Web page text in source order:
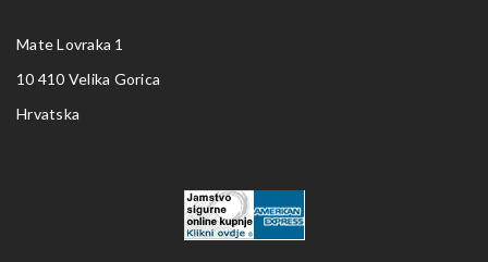
Mate Lovraka 1
10 410 Velika Gorica
Hrvatska